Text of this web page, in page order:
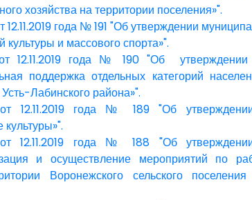
хозяйства на территории поселения»".
года № 191 "Об утверждении
культуры и массового спорта»".
12.11.2019 года № 190 "Об утверждении
поддержка отдельных категорий
Лабинского района»".
12.11.2019 года № 189 "Об утверждении
12.11.2019 года № 188 "Об утверждении
и осуществление мероприятий по
Воронежского сельского поселения